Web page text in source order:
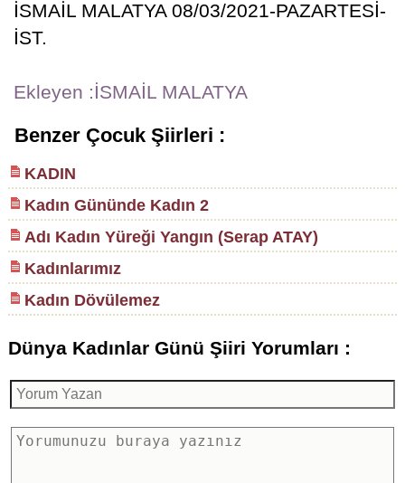
İSMAİL MALATYA 08/03/2021-PAZARTESİ-
İST.
Ekleyen :İSMAİL MALATYA
Benzer Çocuk Şiirleri :
KADIN
Kadın Gününde Kadın 2
Adı Kadın Yüreği Yangın (Serap ATAY)
Kadınlarımız
Kadın Dövülemez
Dünya Kadınlar Günü Şiiri Yorumları :